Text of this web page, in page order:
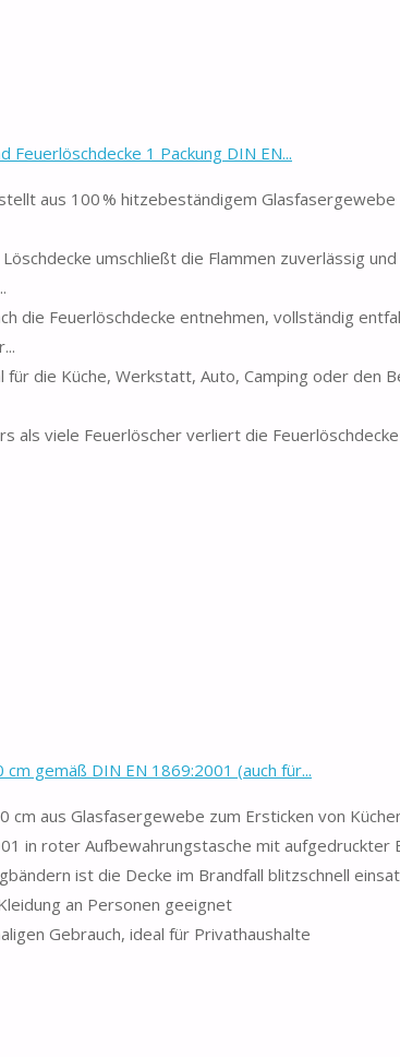
1 Packung DIN EN...
aus 100 % hitzebeständigem
umschließt die Flammen zuverlässig
die Feuerlöschdecke entnehmen, vollständig
für die Küche, Werkstatt, Auto, Camping oder den
als viele Feuerlöscher verliert die
gemäß DIN EN 1869:2001 (auch für...
cm aus Glasfasergewebe zum Ersticken von
in roter Aufbewahrungstasche mit aufgedruckter
ist die Decke im Brandfall blitzschnell
an Personen geeignet
Gebrauch, ideal für Privathaushalte